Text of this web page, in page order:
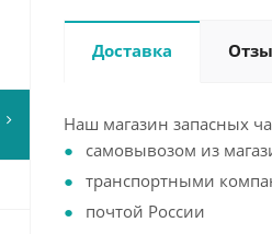
Доставка
Наш магазин запасных
самовывозом из
транспортными
почтой России